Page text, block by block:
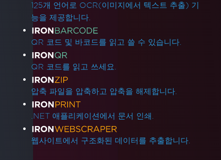
125개 언어로 OCR(이미지에서 텍스트 추출) 기
능을 제공합니다.
QR 코드 및 바코드를 읽고 쓸 수 있습니다.
QR 코드를 읽고 쓰세요.
압축 파일을 압축하고 압축을 해제합니다.
.NET 애플리케이션에서 문서 인쇄.
웹사이트에서 구조화된 데이터를 추출합니다.